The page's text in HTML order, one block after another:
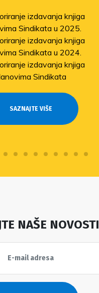
izdavanja knjiga
Sindikata u 2025.
izdavanja knjiga
Sindikata u 2024.
izdavanja knjiga
Sindikata
SAZNAJTE VIŠE
NAŠE NOVOSTI